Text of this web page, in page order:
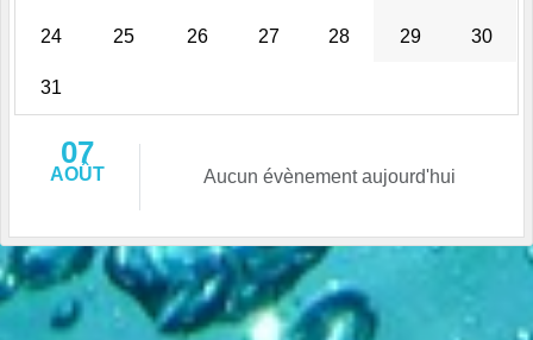
24 25 26 27 28 29 30
31
07
AOÛT Aucun évènement aujourd'hui